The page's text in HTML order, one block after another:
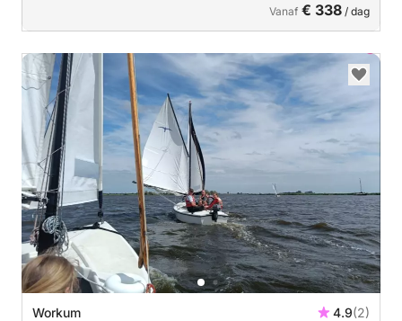
Vanaf € 338 / dag
Workum 4.9(2)